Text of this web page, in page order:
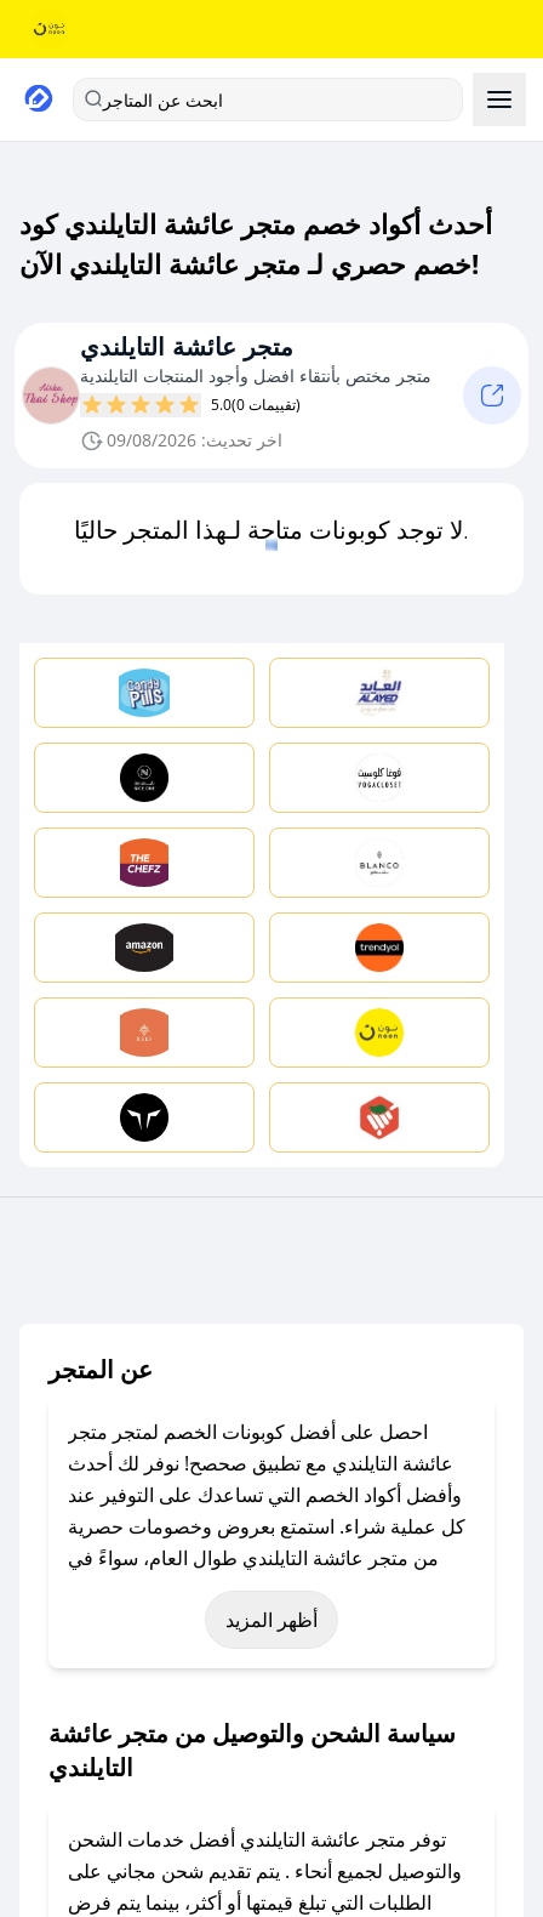
ابحث عن المتاجر
أحدث أكواد خصم متجر عائشة التايلندي كود
خصم حصري لـ متجر عائشة التايلندي الآن!
متجر عائشة التايلندي
متجر مختص بأنتقاء افضل وأجود المنتجات التايلندية
5.0 (0 تقييمات)
اخر تحديث: 09/08/2026
لا توجد كوبونات متاحة لـهذا المتجر حاليًا.
عن المتجر
احصل على أفضل كوبونات الخصم لمتجر متجر
عائشة التايلندي مع تطبيق صحصح! نوفر لك أحدث
وأفضل أكواد الخصم التي تساعدك على التوفير عند
كل عملية شراء. استمتع بعروض وخصومات حصرية
من متجر عائشة التايلندي طوال العام، سواءً في
المناسبات مثل عيد الفطر، عيد الأضحى، الجمعة
البيضاء (شهر نوفمبر)، رمضان، اليوم الوطني، يوم
التأسيس، أو حتى عروض خاصة أخرى.
التايلندي؟
باستخدام تطبيق صحصح، يمكنك العثور بسهولة على
الكوبون، تواصل معنا عبر تويتر أو البريد الإلكتروني
لإضافته بسرعة.
أظهر المزيد
سياسة الشحن والتوصيل من متجر عائشة
التايلندي
توفر متجر عائشة التايلندي أفضل خدمات الشحن
والتوصيل لجميع أنحاء . يتم تقديم شحن مجاني على
الطلبات التي تبلغ قيمتها أو أكثر، بينما يتم فرض